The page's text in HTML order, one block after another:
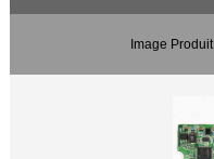
Image Produit